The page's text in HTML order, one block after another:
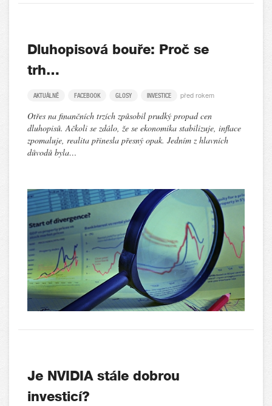
Dluhopisová bouře: Proč se
trh…
AKTUÁLNĚ FACEBOOK GLOSY INVESTICE před rokem
Otřes na finančních trzích způsobil prudký propad cen
dluhopisů. Ačkoli se zdálo, že se ekonomika stabilizuje, inflace
zpomaluje, realita přinesla přesný opak. Jedním z hlavních
důvodů byla…
Je NVIDIA stále dobrou
investicí?